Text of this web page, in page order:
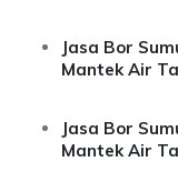
Jasa Bor
Mantek Air
Jasa Bor
Mantek Air